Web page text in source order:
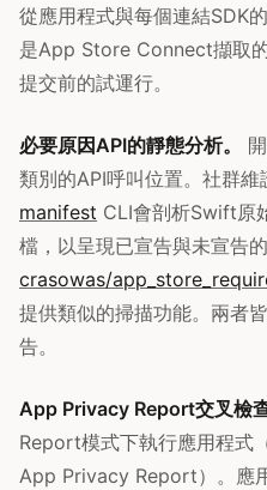
從應用程式與每個連結SDK
是App Store Connect擷取
提交前的試運行。
必要原因API的靜態分析。
類別的API呼叫位置。社群維
manifest CLI會剖析Swift原
檔，以呈現已宣告與未宣告
crasowas/
提供類似的掃描功能。兩者
告。
App Privacy Report交叉檢查
Report模式下執行應用程式
App Privacy Report）。應